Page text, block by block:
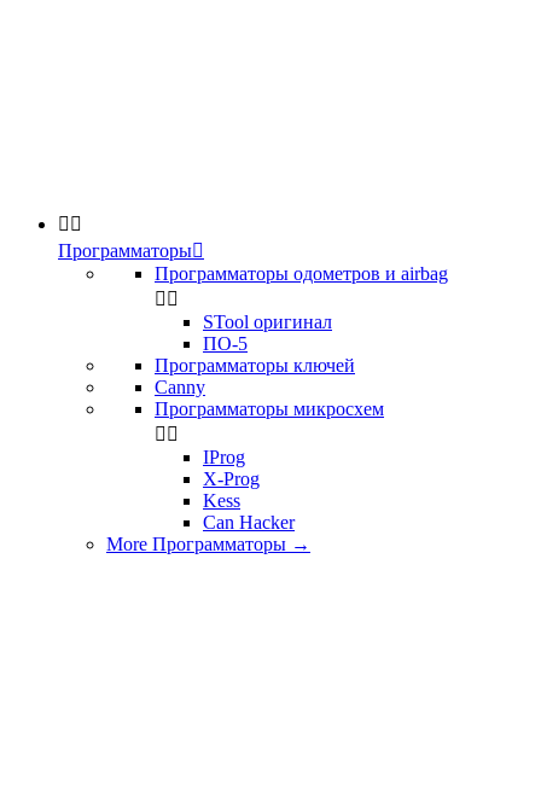
 
Программаторы
Программаторы одометров и airbag
 
STool оригинал
ПО-5
Программаторы ключей
Canny
Программаторы микросхем
 
IProg
X-Prog
Kess
Can Hacker
More Программаторы →